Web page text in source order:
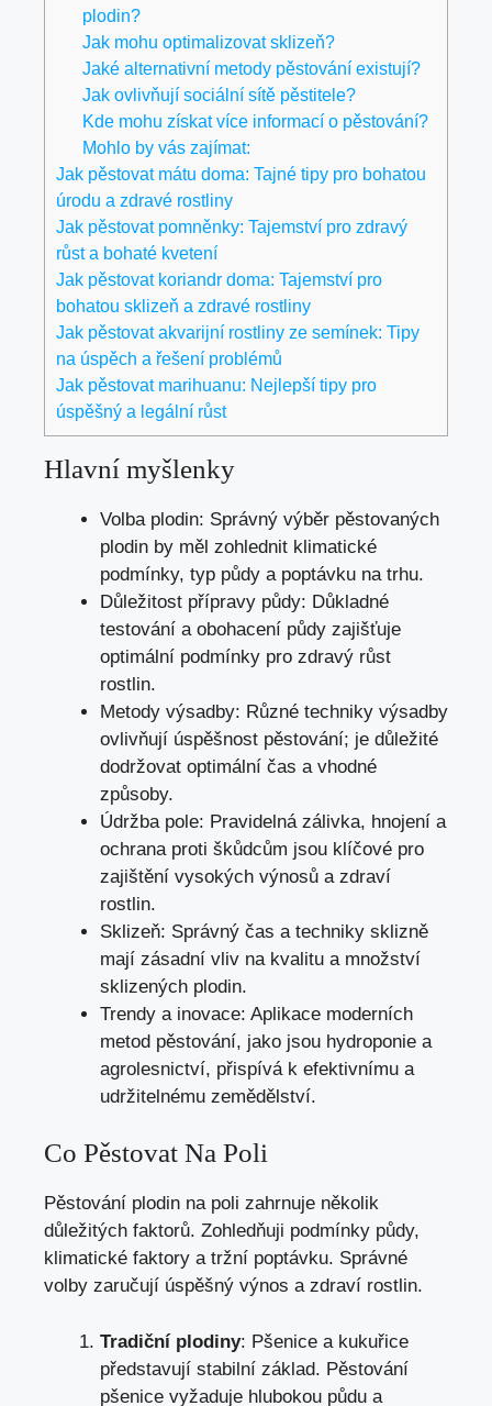
plodin?
Jak mohu optimalizovat sklizeň?
Jaké alternativní metody pěstování existují?
Jak ovlivňují sociální sítě pěstitele?
Kde mohu získat více informací o pěstování?
Mohlo by vás zajímat:
Jak pěstovat mátu doma: Tajné tipy pro bohatou
úrodu a zdravé rostliny
Jak pěstovat pomněnky: Tajemství pro zdravý
růst a bohaté kvetení
Jak pěstovat koriandr doma: Tajemství pro
bohatou sklizeň a zdravé rostliny
Jak pěstovat akvarijní rostliny ze semínek: Tipy
na úspěch a řešení problémů
Jak pěstovat marihuanu: Nejlepší tipy pro
úspěšný a legální růst
Hlavní myšlenky
Volba plodin: Správný výběr pěstovaných
plodin by měl zohlednit klimatické
podmínky, typ půdy a poptávku na trhu.
Důležitost přípravy půdy: Důkladné
testování a obohacení půdy zajišťuje
optimální podmínky pro zdravý růst
rostlin.
Metody výsadby: Různé techniky výsadby
ovlivňují úspěšnost pěstování; je důležité
dodržovat optimální čas a vhodné
způsoby.
Údržba pole: Pravidelná zálivka, hnojení a
ochrana proti škůdcům jsou klíčové pro
zajištění vysokých výnosů a zdraví
rostlin.
Sklizeň: Správný čas a techniky sklizně
mají zásadní vliv na kvalitu a množství
sklizených plodin.
Trendy a inovace: Aplikace moderních
metod pěstování, jako jsou hydroponie a
agrolesnictví, přispívá k efektivnímu a
udržitelnému zemědělství.
Co Pěstovat Na Poli
Pěstování plodin na poli zahrnuje několik
důležitých faktorů. Zohledňuji podmínky půdy,
klimatické faktory a tržní poptávku. Správné
volby zaručují úspěšný výnos a zdraví rostlin.
Tradiční plodiny: Pšenice a kukuřice
představují stabilní základ. Pěstování
pšenice vyžaduje hlubokou půdu a